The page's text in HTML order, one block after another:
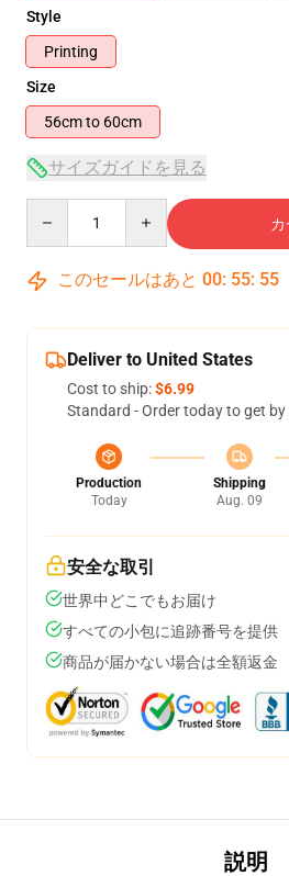
Style
Printing
Size
56cm to 60cm
サイズガイドを見る
このセールはあと 00: 55: 54
Deliver to United States
Cost to ship:$6.99
Standard - Order today to get by
Production
Today
Shipping
Aug. 09
安全な取引
世界中どこでもお届け
すべての小包に追跡番号を提供
商品が届かない場合は全額返金
説明